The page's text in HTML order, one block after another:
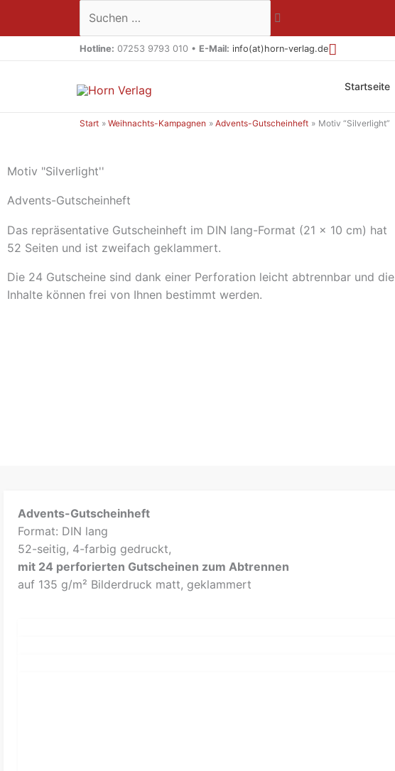
Suchen …
Hotline: 07253 9793 010 • E-Mail: info(at)horn-verlag.de
Startseite
Start Weihnachts-Kampagnen Advents-Gutscheinheft Motiv “Silverlight”
Motiv "Silverlight''
Advents-Gutscheinheft
Das repräsentative Gutscheinheft im DIN lang-Format (21 x 10 cm) hat
52 Seiten und ist zweifach geklammert.
Die 24 Gutscheine sind dank einer Perforation leicht abtrennbar und die
Inhalte können frei von Ihnen bestimmt werden.
Advents-Gutscheinheft
Format: DIN lang
52-seitig, 4-farbig gedruckt,
mit 24 perforierten Gutscheinen zum Abtrennen
auf 135 g/m² Bilderdruck matt, geklammert